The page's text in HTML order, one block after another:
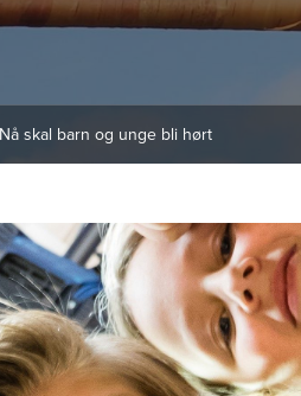
skal barn og unge bli hørt